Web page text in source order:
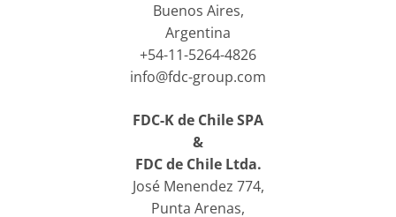
Buenos Aires,
Argentina
+54-11-5264-4826
info@fdc-group.com
FDC-K de Chile SPA
&
FDC de Chile Ltda.
José Menendez 774,
Punta Arenas,